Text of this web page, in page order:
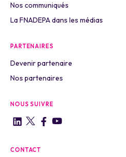
Nos communiqués
La FNADEPA dans les médias
PARTENAIRES
Devenir partenaire
Nos partenaires
NOUS SUIVRE
CONTACT